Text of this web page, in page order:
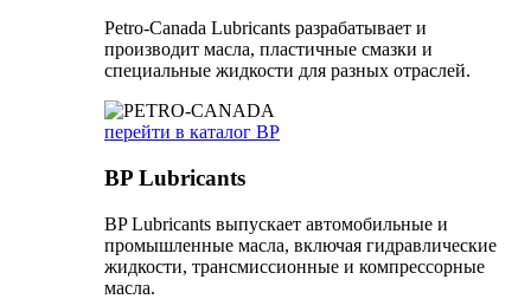
Petro-Canada Lubricants разрабатывает и
производит масла, пластичные смазки и
специальные жидкости для разных отраслей.
перейти в каталог BP
BP Lubricants
BP Lubricants выпускает автомобильные и
промышленные масла, включая гидравлические
жидкости, трансмиссионные и компрессорные
масла.